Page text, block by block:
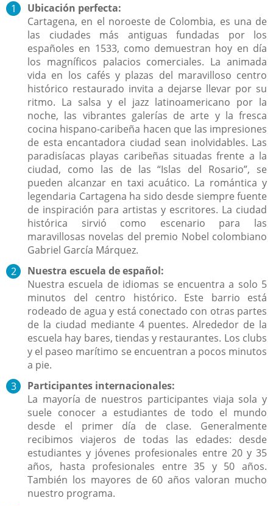
Ubicación perfecta:
Cartagena, en el noroeste de Colombia, es una de
las ciudades más antiguas fundadas por los
españoles en 1533, como demuestran hoy en día
los magníficos palacios comerciales. La animada
vida en los cafés y plazas del maravilloso centro
histórico restaurado invita a dejarse llevar por su
ritmo. La salsa y el jazz latinoamericano por la
noche, las vibrantes galerías de arte y la fresca
cocina hispano-caribeña hacen que las impresiones
de esta encantadora ciudad sean inolvidables. Las
paradisíacas playas caribeñas situadas frente a la
ciudad, como las de las “Islas del Rosario”, se
pueden alcanzar en taxi acuático. La romántica y
legendaria Cartagena ha sido desde siempre fuente
de inspiración para artistas y escritores. La ciudad
histórica sirvió como escenario para las
maravillosas novelas del premio Nobel colombiano
Gabriel García Márquez.
Nuestra escuela de español:
Nuestra escuela de idiomas se encuentra a solo 5
minutos del centro histórico. Este barrio está
rodeado de agua y está conectado con otras partes
de la ciudad mediante 4 puentes. Alrededor de la
escuela hay bares, tiendas y restaurantes. Los clubs
y el paseo marítimo se encuentran a pocos minutos
a pie.
Participantes internacionales:
La mayoría de nuestros participantes viaja sola y
suele conocer a estudiantes de todo el mundo
desde el primer día de clase. Generalmente
recibimos viajeros de todas las edades: desde
estudiantes y jóvenes profesionales entre 20 y 35
años, hasta profesionales entre 35 y 50 años.
También los mayores de 60 años valoran mucho
nuestro programa.